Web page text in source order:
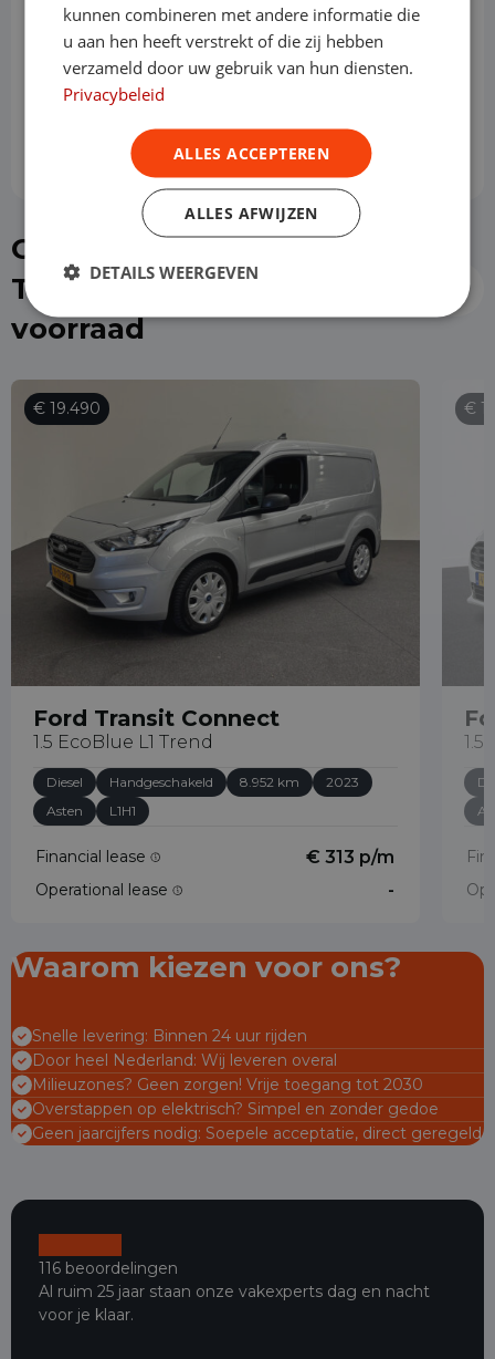
Slottermijn
€ 521,98
Of kies direct een Ford
Transit Connect uit de
voorraad
€ 19.490
Ford Transit Connect
1.5 EcoBlue L1 Trend
Diesel Handgeschakeld 8.952 km
2023
Asten
L1H1
Financial lease € 313 p/m
Operational lease -
€
1.5
Waarom kiezen voor ons?
Snelle levering: Binnen 24 uur rijden
Door heel Nederland: Wij leveren overal
Milieuzones? Geen zorgen! Vrije toegang tot 2030
Overstappen op elektrisch? Simpel en zonder gedoe
Geen jaarcijfers nodig: Soepele acceptatie, direct geregeld
116 beoordelingen
Al ruim 25 jaar staan onze vakexperts dag en nacht
voor je klaar.
kunnen combineren met andere informatie die
u aan hen heeft verstrekt of die zij hebben
verzameld door uw gebruik van hun diensten.
Privacybeleid
ALLES ACCEPTEREN
ALLES AFWIJZEN
DETAILS WEERGEVEN